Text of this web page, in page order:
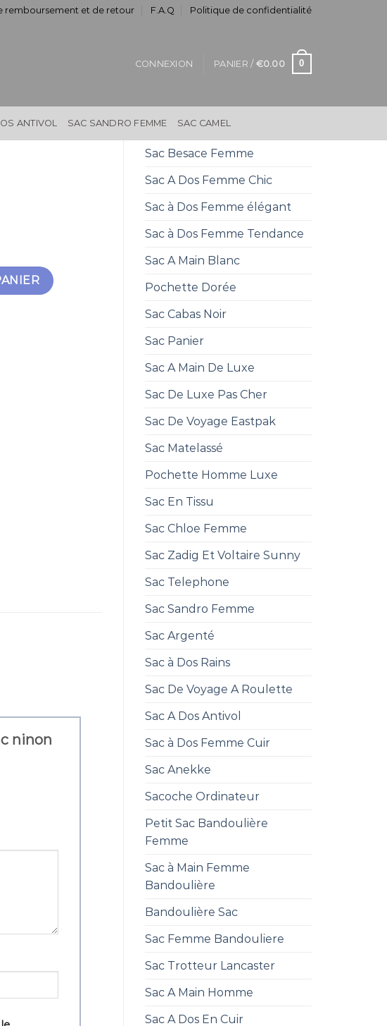
remboursement et de retour F.A.Q Politique de confidentialité
CONNEXION PANIER / €0.00 0
ANTIVOL SAC SANDRO FEMME SAC CAMEL
Sac Besace Femme
Sac A Dos Femme Chic
Sac à Dos Femme élégant
Sac à Dos Femme Tendance
Sac A Main Blanc
Pochette Dorée
Sac Cabas Noir
Sac Panier
Sac A Main De Luxe
Sac De Luxe Pas Cher
Sac De Voyage Eastpak
Sac Matelassé
Pochette Homme Luxe
Sac En Tissu
Sac Chloe Femme
Sac Zadig Et Voltaire Sunny
Sac Telephone
Sac Sandro Femme
Sac Argenté
Sac à Dos Rains
Sac De Voyage A Roulette
Sac A Dos Antivol
Sac à Dos Femme Cuir
Sac Anekke
Sacoche Ordinateur
Petit Sac Bandoulière
Femme
Sac à Main Femme
Bandoulière
Bandoulière Sac
Sac Femme Bandouliere
Sac Trotteur Lancaster
Sac A Main Homme
Sac A Dos En Cuir
ninon